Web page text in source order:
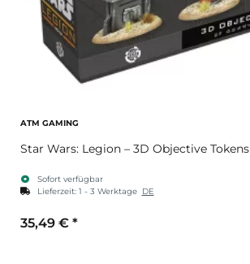
ATM GAMING
Star Wars: Legion – 3D Objective Tokens
Sofort verfügbar
Lieferzeit: 1 - 3 Werktage DE
35,49 € *